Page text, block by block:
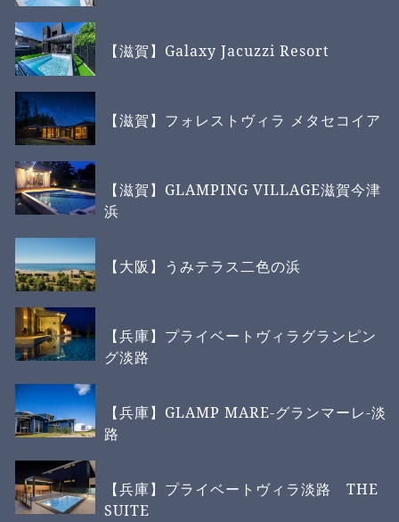
【滋賀】Galaxy Jacuzzi Resort
【滋賀】フォレストヴィラ メタセコイア
【滋賀】GLAMPING VILLAGE滋賀今津
浜
【大阪】うみテラス二色の浜
【兵庫】プライベートヴィラグランピン
グ淡路
【兵庫】GLAMP MARE-グランマーレ-淡
路
【兵庫】プライベートヴィラ淡路 THE
SUITE